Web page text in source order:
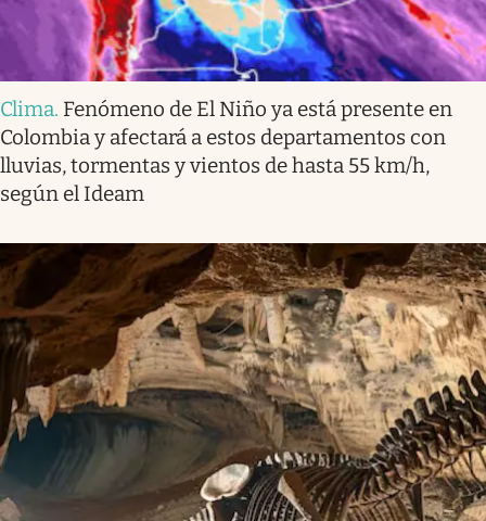
Clima. Fenómeno de El Niño ya está presente en
Colombia y afectará a estos departamentos con
lluvias, tormentas y vientos de hasta 55 km/h,
según el Ideam